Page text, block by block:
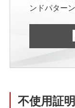
ンドパター
不使用証